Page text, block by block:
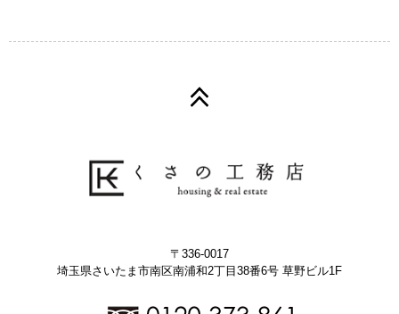
〒336-0017
埼玉県さいたま市南区南浦和2丁目38番6号 草野ビル1F